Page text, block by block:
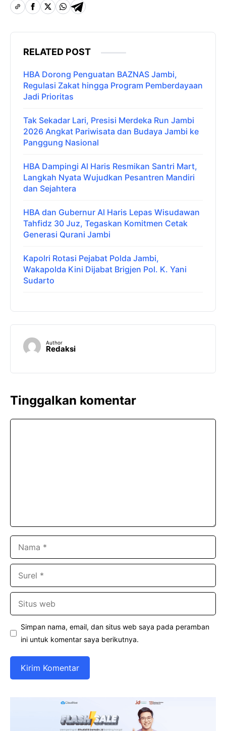
RELATED POST
HBA Dorong Penguatan BAZNAS Jambi,
Regulasi Zakat hingga Program Pemberdayaan
Jadi Prioritas
Tak Sekadar Lari, Presisi Merdeka Run Jambi
2026 Angkat Pariwisata dan Budaya Jambi ke
Panggung Nasional
HBA Dampingi Al Haris Resmikan Santri Mart,
Langkah Nyata Wujudkan Pesantren Mandiri
dan Sejahtera
HBA dan Gubernur Al Haris Lepas Wisudawan
Tahfidz 30 Juz, Tegaskan Komitmen Cetak
Generasi Qurani Jambi
Kapolri Rotasi Pejabat Polda Jambi,
Wakapolda Kini Dijabat Brigjen Pol. K. Yani
Sudarto
Author
Redaksi
Tinggalkan komentar
Simpan nama, email, dan situs web saya pada peramban
ini untuk komentar saya berikutnya.